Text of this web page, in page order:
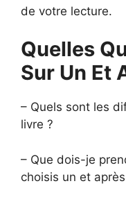
de votre lecture.
Quelles
Sur Un Et
– Quels sont les
livre ?
– Que dois-je
choisis un et